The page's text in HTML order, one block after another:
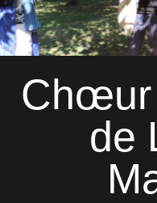
Chœur
de